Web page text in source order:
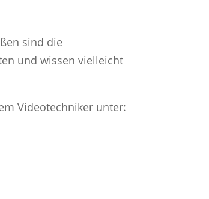
sind die
und wissen vielleicht
Videotechniker unter: